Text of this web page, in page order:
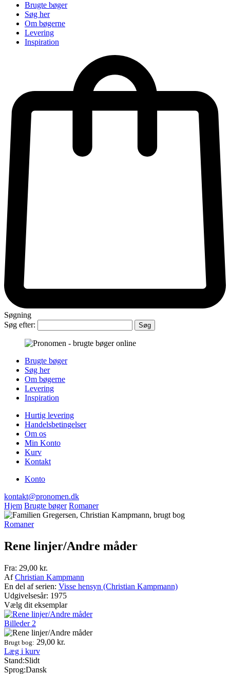
Brugte bøger
Søg her
Om bøgerne
Levering
Inspiration
Søgning
Søg efter:
Brugte bøger
Søg her
Om bøgerne
Levering
Inspiration
Hurtig levering
Handelsbetingelser
Om os
Min Konto
Kurv
Kontakt
Konto
kontakt@pronomen.dk
Hjem Brugte bøger Romaner
Romaner
Rene linjer/Andre måder
Fra: 29,00 kr.
AfChristian Kampmann
En del af serien: Visse hensyn (Christian Kampmann)
Udgivelsesår: 1975
Vælg dit eksemplar
Billeder 2
Brugt bog: 29,00 kr.
Læg i kurv
Stand:Slidt
Sprog:Dansk